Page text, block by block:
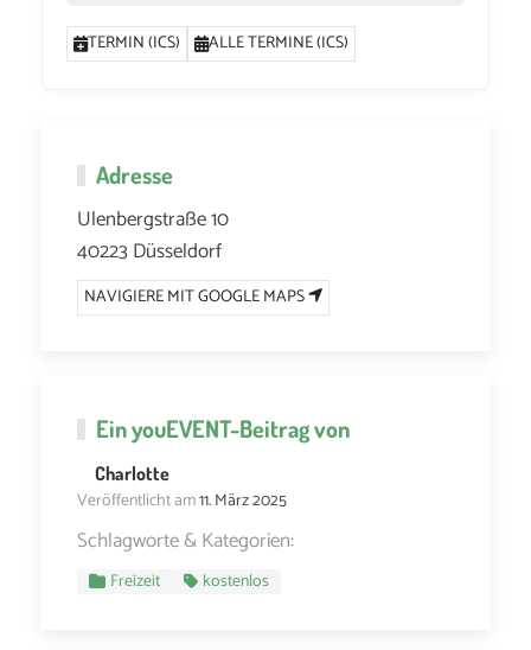
TERMIN (ICS) ALLE TERMINE (ICS)
Adresse
Ulenbergstraße 10
40223 Düsseldorf
NAVIGIERE MIT GOOGLE MAPS
EinyouEVENT-Beitrag von
Charlotte
Veröffentlicht am11. März 2025
Schlagworte & Kategorien:
Freizeit kostenlos